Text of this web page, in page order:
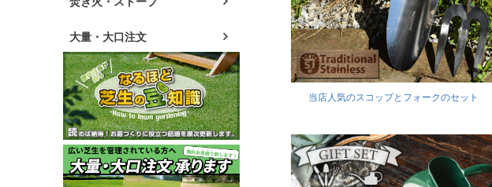
大量・大口注文
当店人気のスコップとフォークのセット